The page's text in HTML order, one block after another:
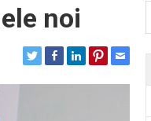
noi